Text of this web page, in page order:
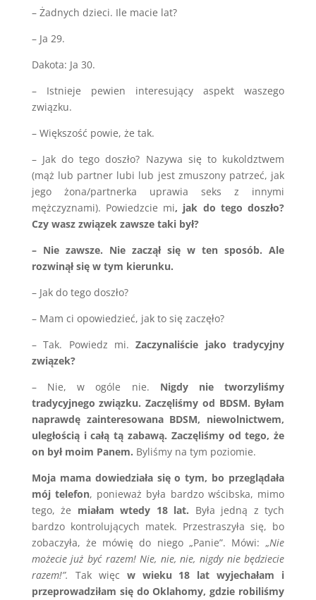
– Żadnych dzieci. Ile macie lat?
– Ja 29.
Dakota: Ja 30.
– Istnieje pewien interesujący aspekt waszego
związku.
– Większość powie, że tak.
– Jak do tego doszło? Nazywa się to kukoldztwem
(mąż lub partner lubi lub jest zmuszony patrzeć, jak
jego żona/partnerka uprawia seks z innymi
mężczyznami). Powiedzcie mi, jak do tego doszło?
Czy wasz związek zawsze taki był?
– Nie zawsze. Nie zaczął się w ten sposób. Ale
rozwinął się w tym kierunku.
– Jak do tego doszło?
– Mam ci opowiedzieć, jak to się zaczęło?
– Tak. Powiedz mi.Zaczynaliście jako tradycyjny
związek?
– Nie, w ogóle nie. Nigdy nie tworzyliśmy
tradycyjnego związku. Zaczęliśmy od BDSM. Byłam
naprawdę zainteresowana BDSM, niewolnictwem,
uległością i całą tą zabawą. Zaczęliśmy od tego, że
on był moim Panem. Byliśmy na tym poziomie.
Moja mama dowiedziała się o tym, bo przeglądała
mój telefon, ponieważ była bardzo wścibska, mimo
tego, że miałam wtedy 18 lat. Była jedną z tych
bardzo kontrolujących matek. Przestraszyła się, bo
zobaczyła, że mówię do niego „Panie”. Mówi: „Nie
możecie już być razem! Nie, nie, nie, nigdy nie będziecie
razem!”. Tak więc w wieku 18 lat wyjechałam i
przeprowadziłam się do Oklahomy, gdzie robiliśmy